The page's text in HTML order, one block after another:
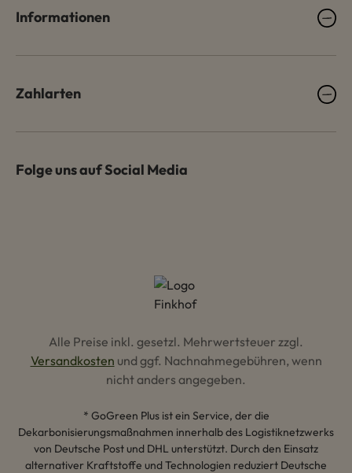
Informationen
Zahlarten
Folge uns auf Social Media
Alle Preise inkl. gesetzl. Mehrwertsteuer zzgl.
Versandkosten und ggf. Nachnahmegebühren, wenn
nicht anders angegeben.
* GoGreen Plus ist ein Service, der die
Dekarbonisierungsmaßnahmen innerhalb des Logistiknetzwerks
von Deutsche Post und DHL unterstützt. Durch den Einsatz
alternativer Kraftstoffe und Technologien reduziert Deutsche